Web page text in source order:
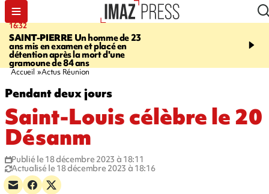
16:32
SAINT-PIERREUn homme de 23
ans mis en examen et placé en
détention après la mort d'une
gramoune de 84 ans
21:08
et Turquie scellent un
Accueil Actus Réunion
Pendant deux jours
Saint-Louis célèbre le 20
Désanm
Publié le 18 décembre 2023 à 18:11
Actualisé le 18 décembre 2023 à 18:16